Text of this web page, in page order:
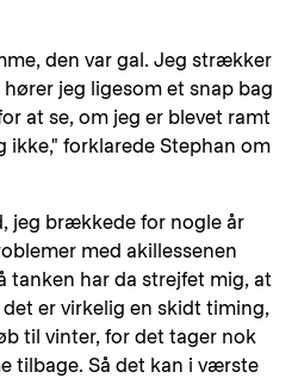
den var gal. Jeg strækker
jeg ligesom et snap bag
at se, om jeg er blevet ramt
ikke," forklarede Stephan om
jeg brækkede for nogle år
med akillessenen
tanken har da strejfet mig, at
er virkelig en skidt timing,
til vinter, for det tager nok
tilbage. Så det kan i værste